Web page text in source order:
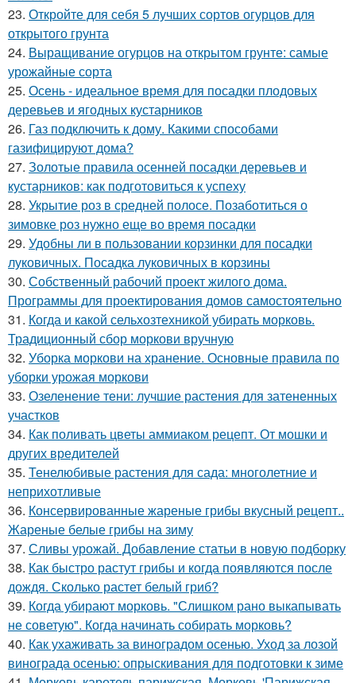
23. Откройте для себя 5 лучших сортов огурцов для
открытого грунта
24. Выращивание огурцов на открытом грунте: самые
урожайные сорта
25. Осень - идеальное время для посадки плодовых
деревьев и ягодных кустарников
26. Газ подключить к дому. Какими способами
газифицируют дома?
27. Золотые правила осенней посадки деревьев и
кустарников: как подготовиться к успеху
28. Укрытие роз в средней полосе. Позаботиться о
зимовке роз нужно еще во время посадки
29. Удобны ли в пользовании корзинки для посадки
луковичных. Посадка луковичных в корзины
30. Собственный рабочий проект жилого дома.
Программы для проектирования домов самостоятельно
31. Когда и какой сельхозтехникой убирать морковь.
Традиционный сбор моркови вручную
32. Уборка моркови на хранение. Основные правила по
уборки урожая моркови
33. Озеленение тени: лучшие растения для затененных
участков
34. Как поливать цветы аммиаком рецепт. От мошки и
других вредителей
35. Тенелюбивые растения для сада: многолетние и
неприхотливые
36. Консервированные жареные грибы вкусный рецепт..
Жареные белые грибы на зиму
37. Сливы урожай. Добавление статьи в новую подборку
38. Как быстро растут грибы и когда появляются после
дождя. Сколько растет белый гриб?
39. Когда убирают морковь. "Слишком рано выкапывать
не советую". Когда начинать собирать морковь?
40. Как ухаживать за виноградом осенью. Уход за лозой
винограда осенью: опрыскивания для подготовки к зиме